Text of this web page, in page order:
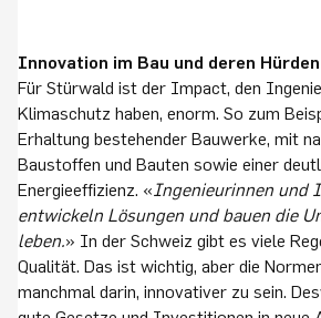
Innovation im Bau und deren Hürden
Für Stürwald ist der Impact, den
Klimaschutz haben, enorm. So zum
Erhaltung bestehender Bauwerke, mit
Baustoffen und Bauten sowie einer
Energieeffizienz. « Ingenieurinnen und
entwickeln Lösungen und bauen die
leben. » In der Schweiz gibt es viele
Qualität. Das ist wichtig, aber die
manchmal darin, innovativer zu sein.